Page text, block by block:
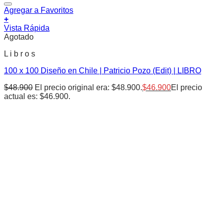
Agregar a Favoritos
+
Vista Rápida
Agotado
L i b r o s
100 x 100 Diseño en Chile | Patricio Pozo (Edit) | LIBRO
$48.900 El precio original era: $48.900.$46.900El precio
actual es: $46.900.